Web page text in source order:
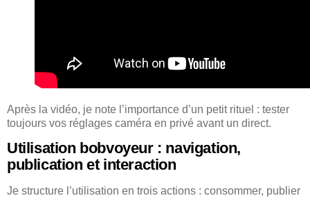
Après la vidéo, je note l’importance d’un petit rituel : tester
toujours vos réglages caméra en privé avant un direct.
Utilisation bobvoyeur : navigation,
publication et interaction
Je structure l’utilisation en trois actions : consommer, publier